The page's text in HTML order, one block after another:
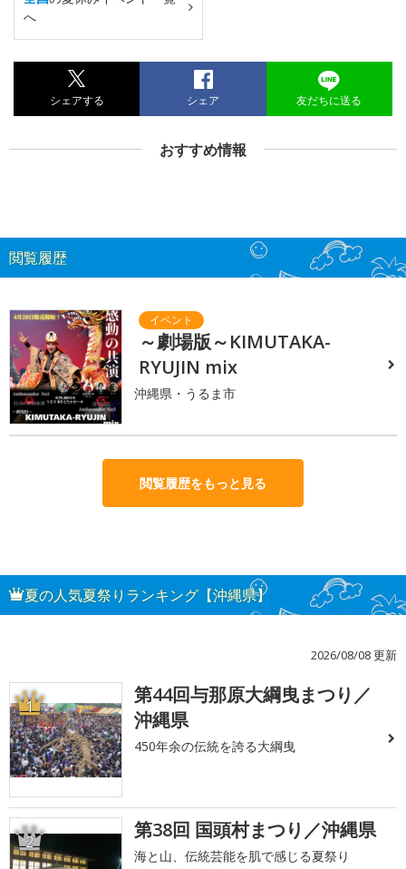
へ
シェアする シェア 友だちに送る
おすすめ情報
閲覧履歴
～劇場版～KIMUTAKA-
RYUJIN mix
沖縄県・うるま市
閲覧履歴をもっと見る
夏の人気夏祭りランキング【沖縄県】
2026/08/08 更新
1
第44回与那原大綱曳まつり／
沖縄県
450年余の伝統を誇る大綱曳
2 第38回 国頭村まつり／沖縄県
海と山、伝統芸能を肌で感じる夏祭り